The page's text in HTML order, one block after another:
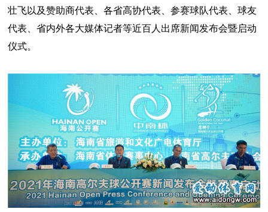
壮飞以及赞助商代表、各省高协代表、参赛球队代表、球友
代表、省内外各大媒体记者等近百人出席新闻发布会暨启动
仪式。